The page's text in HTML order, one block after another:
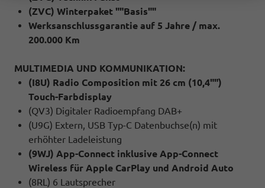
(ZVC) Winterpaket ""Basis""
Werksanschlussgarantie auf 5 Jahre / max.
200.000 Km
MULTIMEDIA UND KOMMUNIKATION:
(I8U) Radio Composition mit 26 cm (10,4"")
Touch-Farbdisplay
(QV3) Digitaler Radioempfang DAB+
(U9G) Extern, USB Typ-C Datenbuchse(n) mit
erhöhter Ladeleistung
(9WJ) App-Connect inklusive App-Connect
Wireless für Apple CarPlay und Android Auto
(8RL) 6 Lautsprecher